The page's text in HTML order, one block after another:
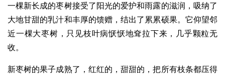
一棵新长成的枣树接受了阳光的爱护和雨露的滋润，吸纳了
大地甘甜的乳汁和丰厚的馈赠，结出了累累硕果。它仰望邻
近一棵大枣树，只见枝叶病恹恹地耷拉下来，几乎颗粒无
收。
新枣树的果子成熟了，红红的，甜甜的，把所有枝条都压得